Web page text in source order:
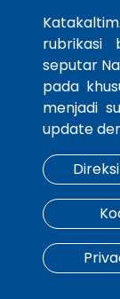
rubrikasi
seputar
pada
menjadi
update